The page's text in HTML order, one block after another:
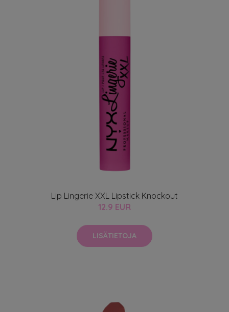
Lip Lingerie XXL Lipstick Knockout
12.9 EUR
LISÄTIETOJA